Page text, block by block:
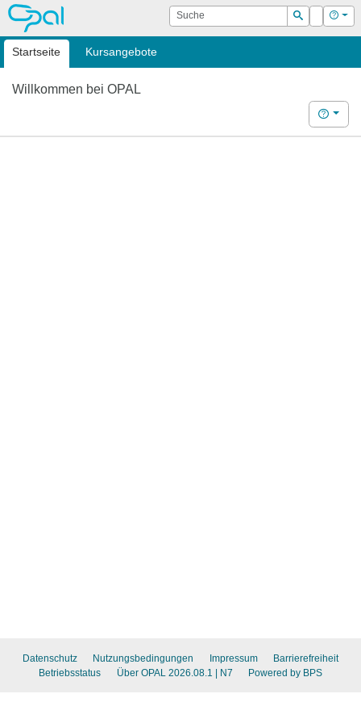
OPAL Suche
Suchen
Login Hilfe
Startseite Kursangebote
Willkommen bei OPAL
Hilfe
Datenschutz Nutzungsbedingungen Impressum
Barrierefreiheit
Betriebsstatus
Über OPAL 2026.08.1 | N7 Powered by BPS